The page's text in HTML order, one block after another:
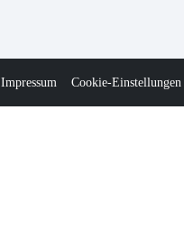
Impressum Cookie-Einstellungen